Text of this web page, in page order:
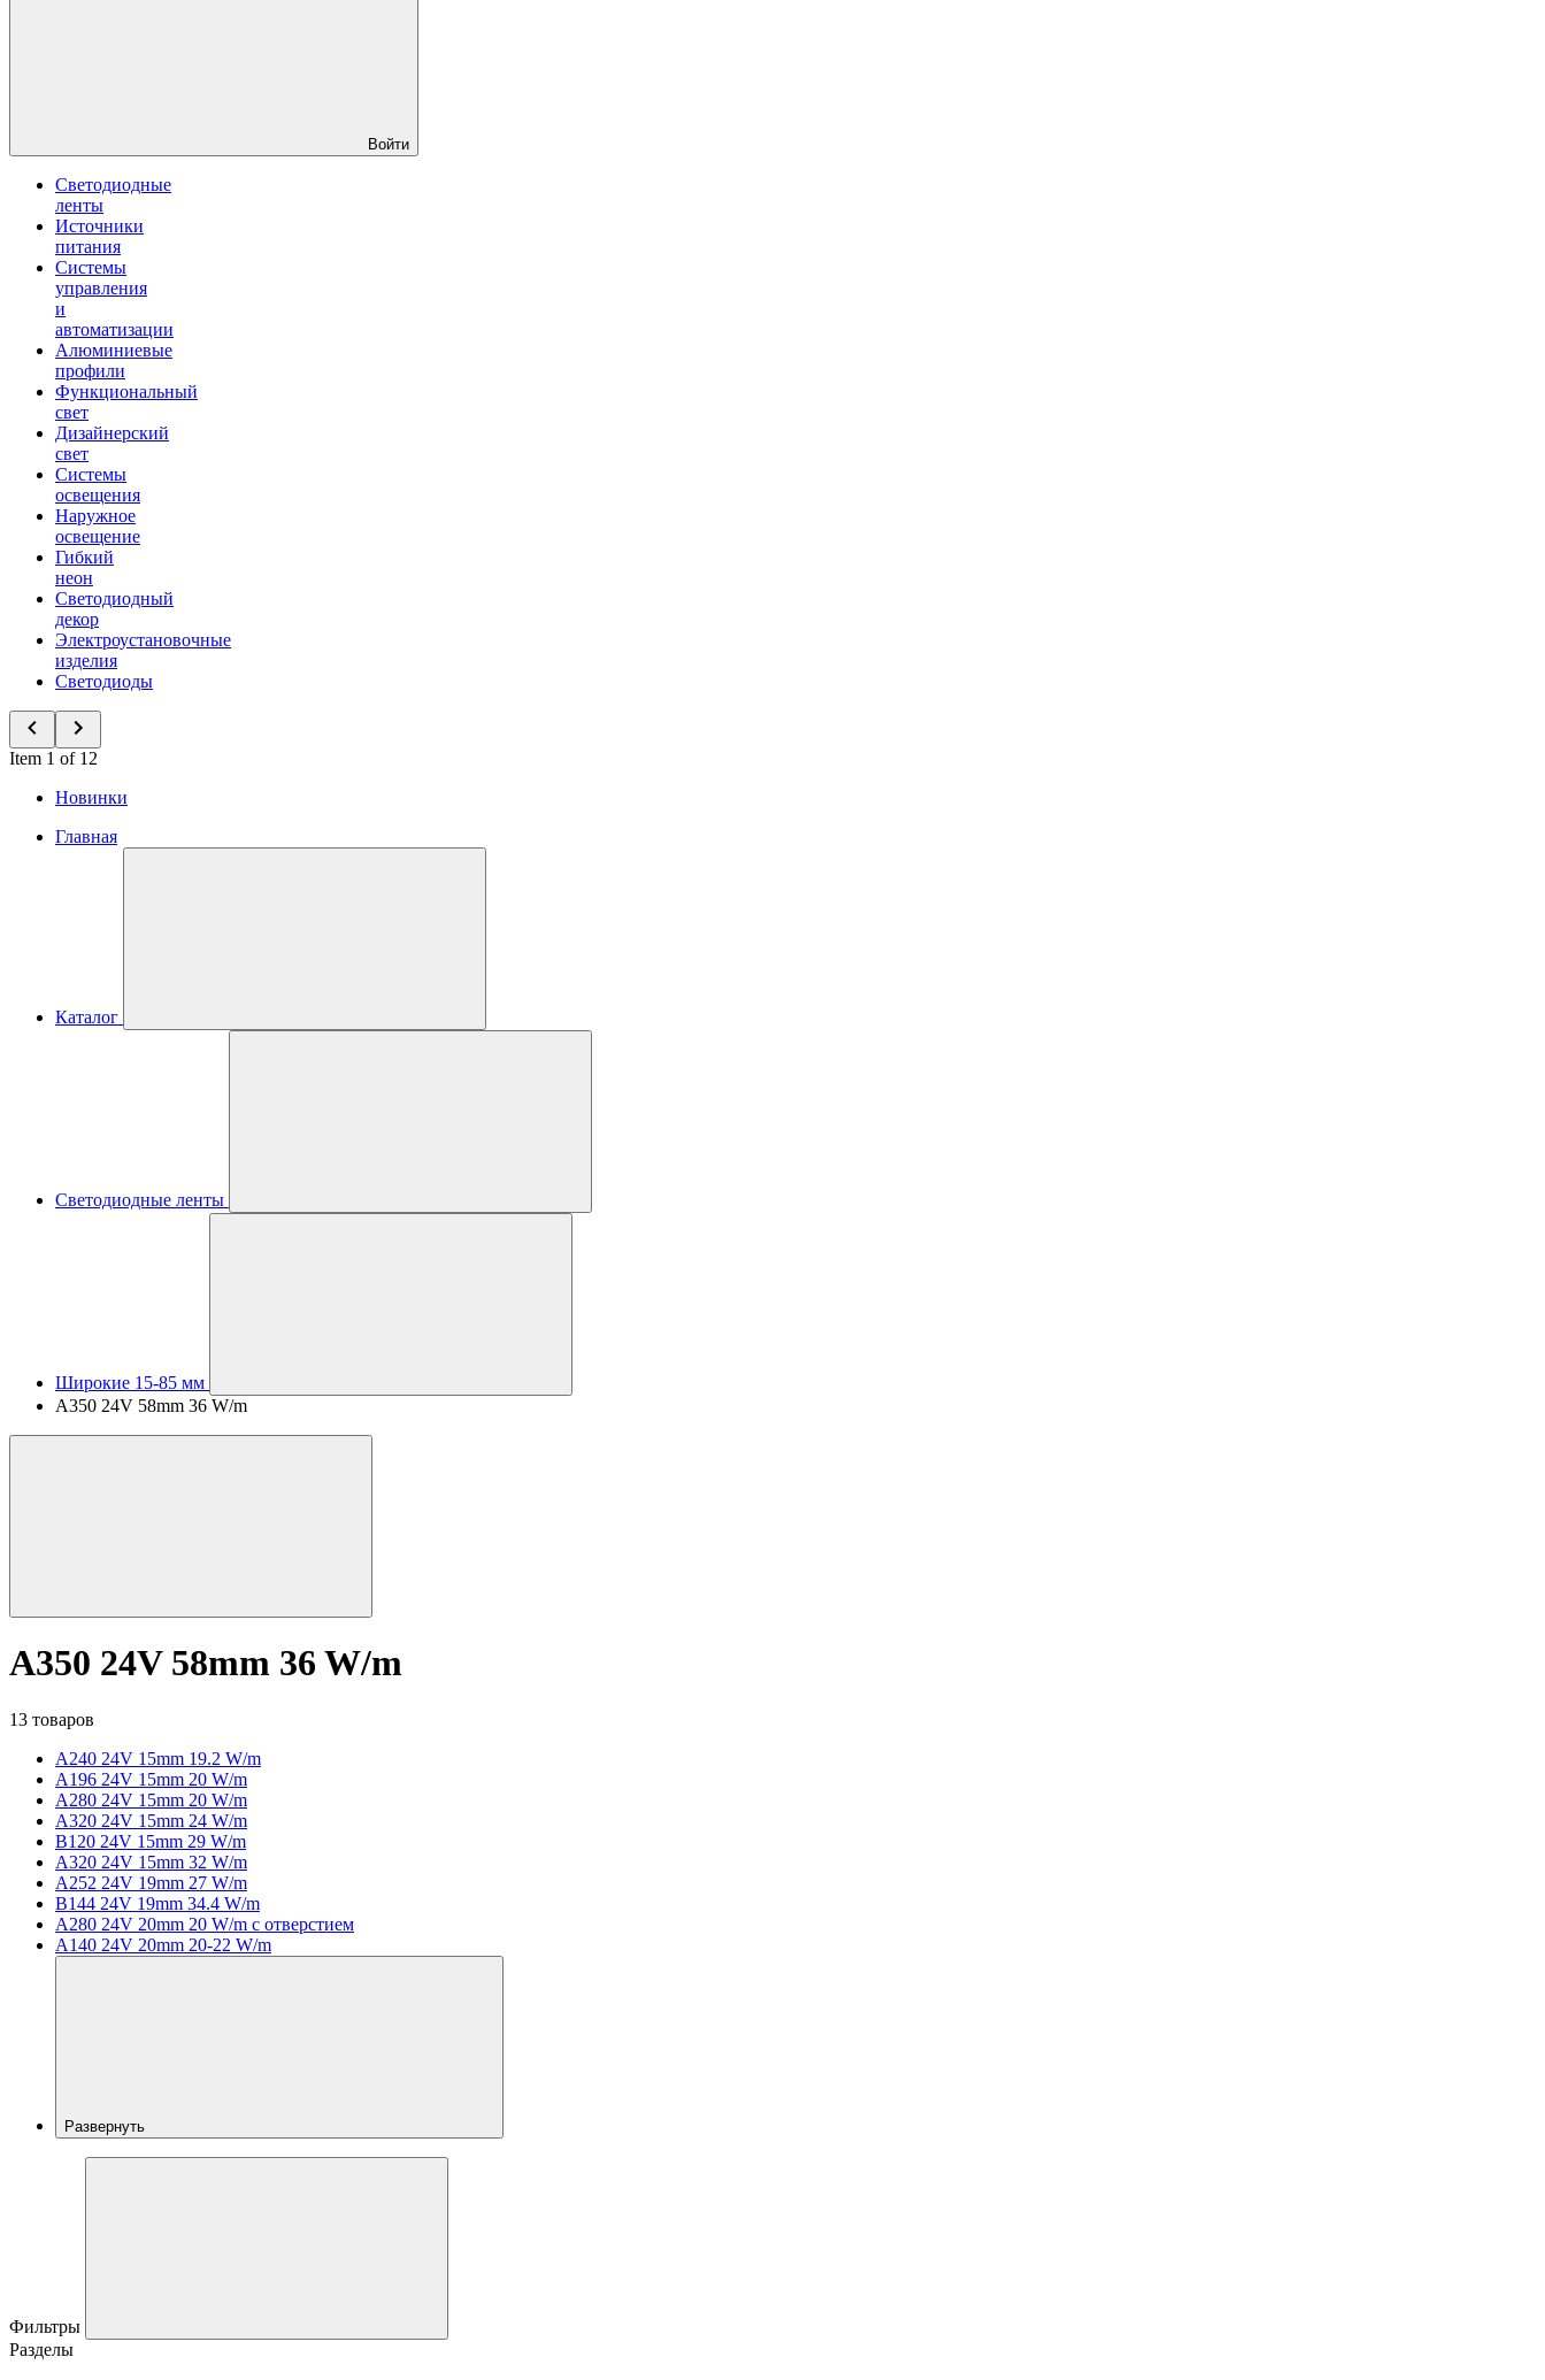
Войти
Светодиодные
ленты
Источники
питания
Системы
управления
и
автоматизации
Алюминиевые
профили
Функциональный
свет
Дизайнерский
свет
Системы
освещения
Наружное
освещение
Гибкий
неон
Светодиодный
декор
Электроустановочные
изделия
Светодиоды
Item 1 of 12
Новинки
Главная
Каталог
Светодиодные ленты
Широкие 15-85 мм
A350 24V 58mm 36 W/m
A350 24V 58mm 36 W/m
13 товаров
A240 24V 15mm 19.2 W/m
A196 24V 15mm 20 W/m
A280 24V 15mm 20 W/m
A320 24V 15mm 24 W/m
B120 24V 15mm 29 W/m
A320 24V 15mm 32 W/m
A252 24V 19mm 27 W/m
B144 24V 19mm 34.4 W/m
A280 24V 20mm 20 W/m с отверстием
A140 24V 20mm 20-22 W/m
Развернуть
Фильтры
Разделы